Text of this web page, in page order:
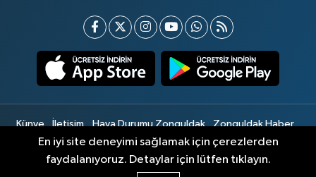
Künye İletişim Hava Durumu Zonguldak
Zonguldak Haber
Gizlilik Sözleşmesi
Hizmet Şartları Sitemap
En iyi site deneyimi sağlamak için çerezlerden
faydalanıyoruz. Detaylar için lütfen tıklayın.